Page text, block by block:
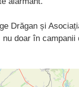
Drăgan și
nu doar în